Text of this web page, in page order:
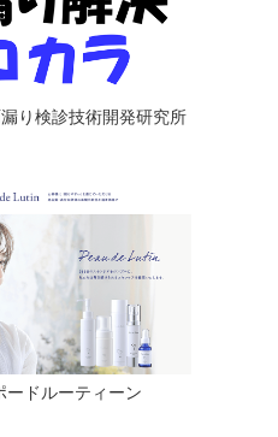
り検診技術開発研究所
ードルーティーン